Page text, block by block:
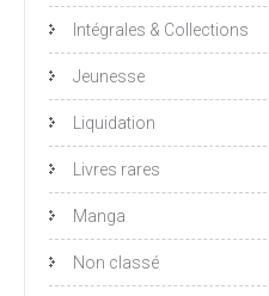
Intégrales & Collections
Jeunesse
Liquidation
Livres rares
Manga
Non classé